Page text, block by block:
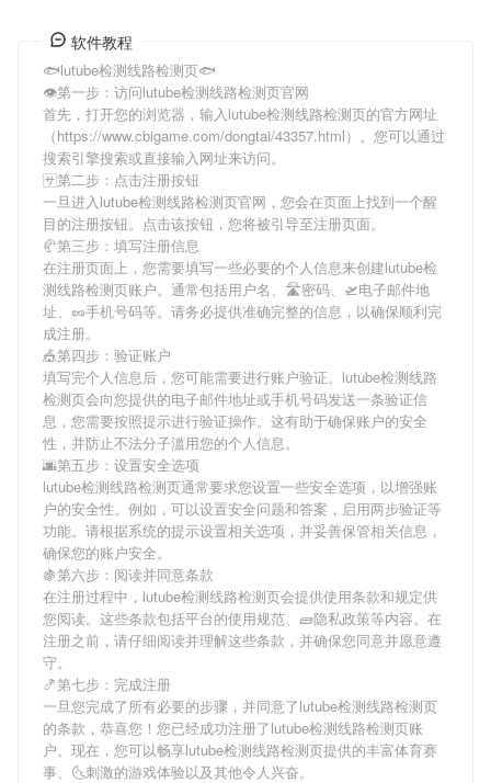
软件教程
🐟lutube检测线路检测页🐟
👁第一步：访问lutube检测线路检测页官网
首先，打开您的浏览器，输入lutube检测线路检测页的官方网址
（https://www.cbigame.com/dongtai/43357.html）。您可以通过
搜索引擎搜索或直接输入网址来访问。
🈂第二步：点击注册按钮
一旦进入lutube检测线路检测页官网，您会在页面上找到一个醒
目的注册按钮。点击该按钮，您将被引导至注册页面。
🥐第三步：填写注册信息
在注册页面上，您需要填写一些必要的个人信息来创建lutube检
测线路检测页账户。通常包括用户名、🛣密码、🛫电子邮件地
址、🥜手机号码等。请务必提供准确完整的信息，以确保顺利完
成注册。
🎪第四步：验证账户
填写完个人信息后，您可能需要进行账户验证。lutube检测线路
检测页会向您提供的电子邮件地址或手机号码发送一条验证信
息，您需要按照提示进行验证操作。这有助于确保账户的安全
性，并防止不法分子滥用您的个人信息。
🌆第五步：设置安全选项
lutube检测线路检测页通常要求您设置一些安全选项，以增强账
户的安全性。例如，可以设置安全问题和答案，启用两步验证等
功能。请根据系统的提示设置相关选项，并妥善保管相关信息，
确保您的账户安全。
🍇第六步：阅读并同意条款
在注册过程中，lutube检测线路检测页会提供使用条款和规定供
您阅读。这些条款包括平台的使用规范、🧱隐私政策等内容。在
注册之前，请仔细阅读并理解这些条款，并确保您同意并愿意遵
守。
🍤第七步：完成注册
一旦您完成了所有必要的步骤，并同意了lutube检测线路检测页
的条款，恭喜您！您已经成功注册了lutube检测线路检测页账
户。现在，您可以畅享lutube检测线路检测页提供的丰富体育赛
事、🌜刺激的游戏体验以及其他令人兴奋。